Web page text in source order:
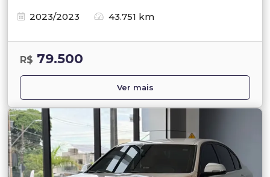
2023/2023
43.751 km
R$ 79.500
Ver mais